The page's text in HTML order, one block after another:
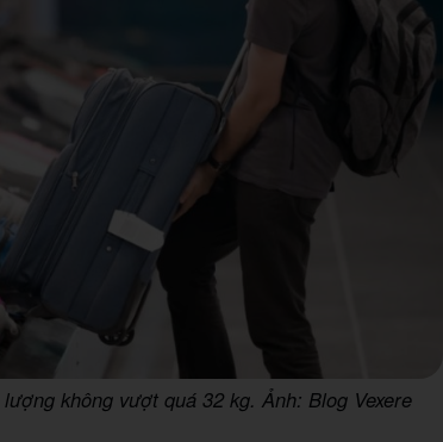
không vượt quá 32 kg. Ảnh: Blog Vexere